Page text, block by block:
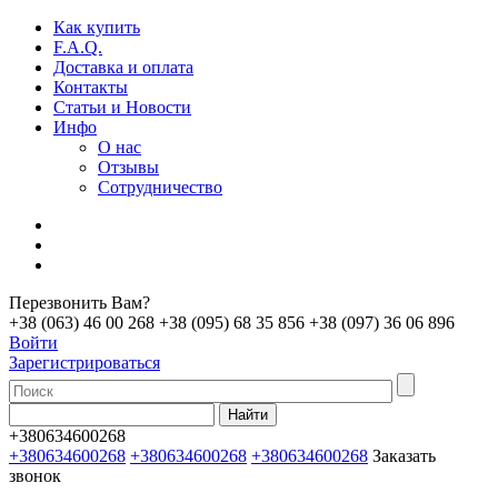
Как купить
F.A.Q.
Доставка и оплата
Контакты
Статьи и Новости
Инфо
О нас
Отзывы
Сотрудничество
Перезвонить Вам?
+38 (063) 46 00 268 +38 (095) 68 35 856 +38 (097) 36 06 896
Войти
Зарегистрироваться
+380634600268
+380634600268 +380634600268 +380634600268 Заказать
звонок